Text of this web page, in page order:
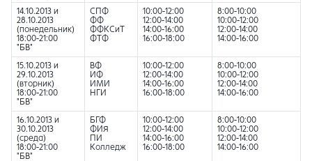
14.10.2013 и
28.10.2013
(понедельник)
18:00-21:00
"БВ"
СПФ
ФФ
ФФКСиТ
ФТФ
10:00-12:00
12:00-14:00
14:00-16:00
16:00-18:00
8:00-10:00
10:00-12:00
12:00-14:00
14:00-16:00
15.10.2013 и
29.10.2013
(вторник)
18:00-21:00
"БВ"
ВФ
ИФ
ИМИ
НГИ
10:00-12:00
12:00-14:00
14:00-16:00
16:00-18:00
8:00-10:00
10:00-12:00
12:00-14:00
14:00-16:00
16.10.2013 и
30.10.2013
(среда)
18:00-21:00
"БВ"
БГФ
ФИЯ
ПИ
Колледж
10:00-12:00
12:00-14:00
14:00-16:00
16:00-18:00
8:00-10:00
10:00-12:00
12:00-14:00
14:00-16:00